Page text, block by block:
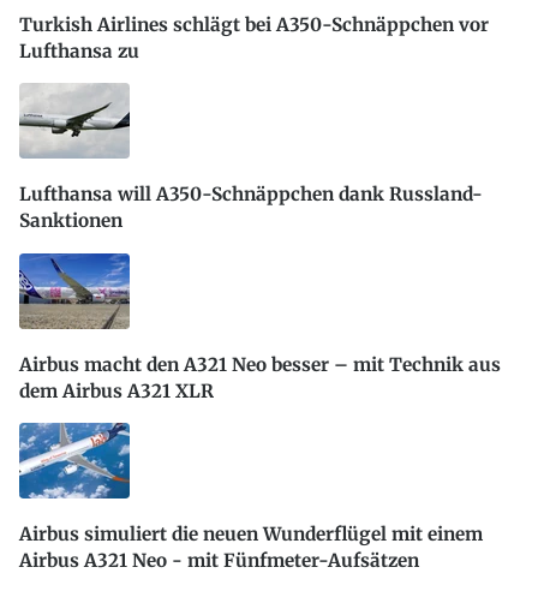
Turkish Airlines schlägt bei A350-Schnäppchen vor
Lufthansa zu
Lufthansa will A350-Schnäppchen dank Russland-
Sanktionen
Airbus macht den A321 Neo besser – mit Technik aus
dem Airbus A321 XLR
Airbus simuliert die neuen Wunderflügel mit einem
Airbus A321 Neo - mit Fünfmeter-Aufsätzen